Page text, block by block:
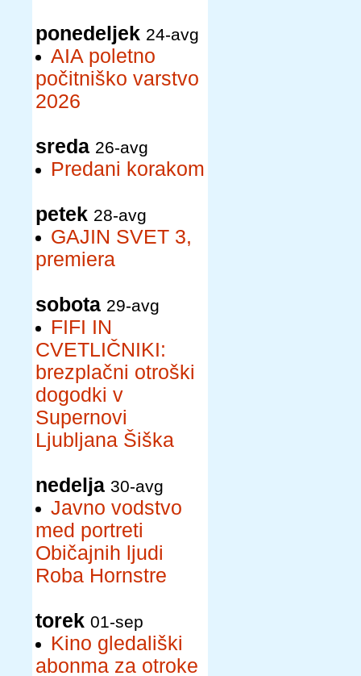
ponedeljek 24-avg
AIA poletno
počitniško varstvo
2026
sreda 26-avg
Predani korakom
petek 28-avg
GAJIN SVET 3,
premiera
sobota 29-avg
FIFI IN
CVETLIČNIKI:
brezplačni otroški
dogodki v
Supernovi
Ljubljana Šiška
nedelja 30-avg
Javno vodstvo
med portreti
Običajnih ljudi
Roba Hornstre
torek 01-sep
Kino gledališki
abonma za otroke